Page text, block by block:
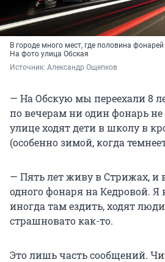
В городе много мест, где половина
На фото улица Обская
Источник: Александр Ощепков
— На Обскую мы переехали 8
по вечерам ни один фонарь не
улице ходят дети в школу в
(особенно зимой, когда
— Пять лет живу в Стрижах, и
одного фонаря на Кедровой. Я
иногда там ездить, ходят
страшновато как-то.
Это лишь часть сообщений.